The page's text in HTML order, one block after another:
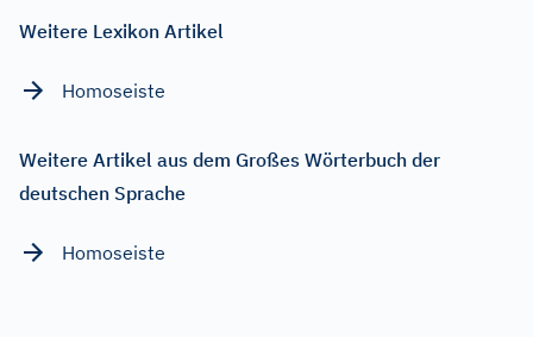
Weitere Lexikon Artikel
Homoseiste
Weitere Artikel aus dem Großes Wörterbuch der
deutschen Sprache
Homoseiste